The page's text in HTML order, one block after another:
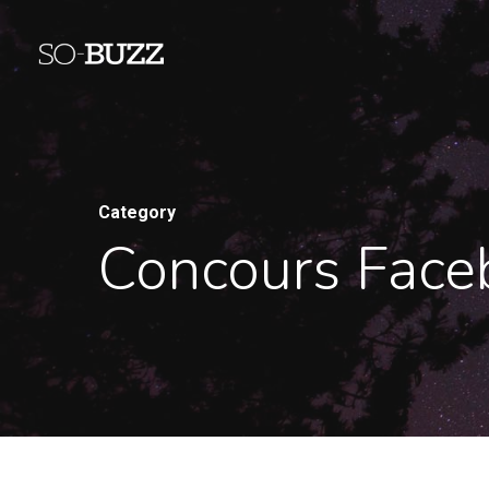
Category
Concours